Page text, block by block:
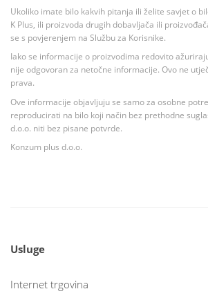
Ukoliko imate bilo kakvih pitanja ili želite savjet o
K Plus, ili proizvoda drugih dobavljača ili
se s povjerenjem na Službu za Korisnike.
Iako se informacije o proizvodima redovito
nije odgovoran za netočne informacije. Ovo ne
prava.
Ove informacije objavljuju se samo za osobne
reproducirati na bilo koji način bez prethodne
d.o.o. niti bez pisane potvrde.
Konzum plus d.o.o.
Usluge
Internet trgovina